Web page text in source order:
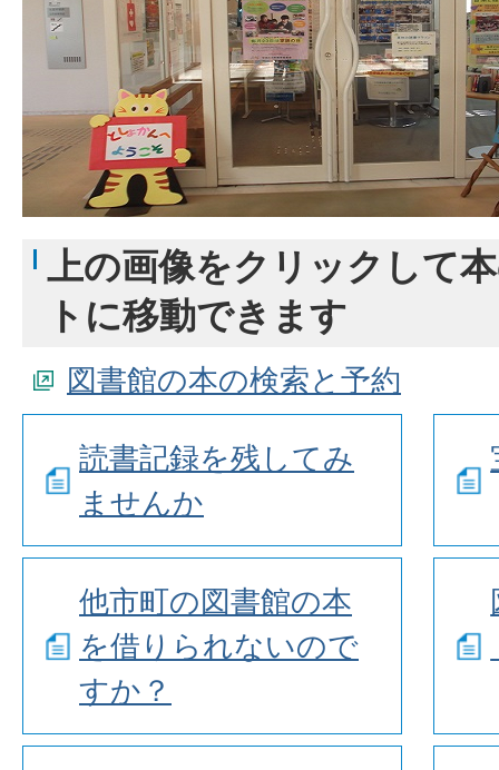
上の画像をクリックして
トに移動できます
図書館の本の検索と予約
読書記録を残してみ
ませんか
他市町の図書館の本
を借りられないので
すか？